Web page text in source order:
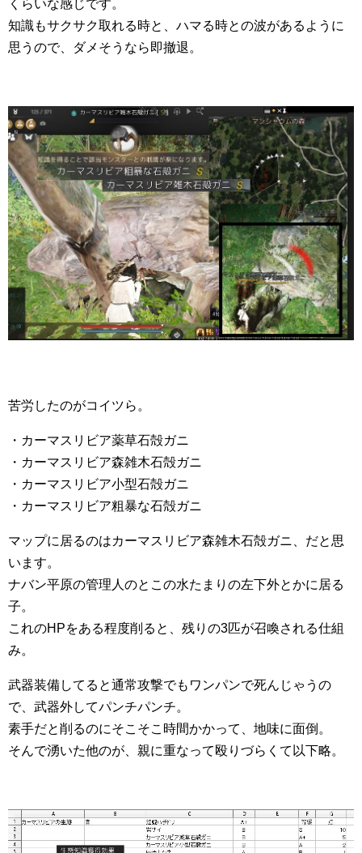
くらいな感じです。
知識もサクサク取れる時と、ハマる時との波があるように
思うので、ダメそうなら即撤退。
苦労したのがコイツら。
・カーマスリビア薬草石殻ガニ
・カーマスリビア森雑木石殻ガニ
・カーマスリビア小型石殻ガニ
・カーマスリビア粗暴な石殻ガニ
マップに居るのはカーマスリビア森雑木石殻ガニ、だと思
います。
ナバン平原の管理人のとこの水たまりの左下外とかに居る
子。
これのHPをある程度削ると、残りの3匹が召喚される仕組
み。
武器装備してると通常攻撃でもワンパンで死んじゃうの
で、武器外してパンチパンチ。
素手だと削るのにそこそこ時間かかって、地味に面倒。
そんで湧いた他のが、親に重なって殴りづらくて以下略。